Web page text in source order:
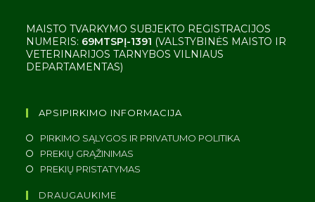
MAISTO TVARKYMO SUBJEKTO REGISTRACIJOS
NUMERIS: 69MTSPĮ-1391 (VALSTYBINĖS MAISTO IR
VETERINARIJOS TARNYBOS VILNIAUS
DEPARTAMENTAS)
APSIPIRKIMO INFORMACIJA
PIRKIMO SĄLYGOS IR PRIVATUMO POLITIKA
PREKIŲ GRĄŽINIMAS
PREKIŲ PRISTATYMAS
DRAUGAUKIME